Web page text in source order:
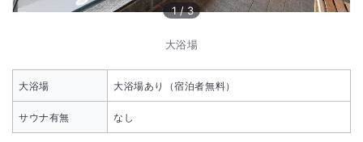
1 /3
大浴場
大浴場 大浴場あり（宿泊者無料）
サウナ有無 なし